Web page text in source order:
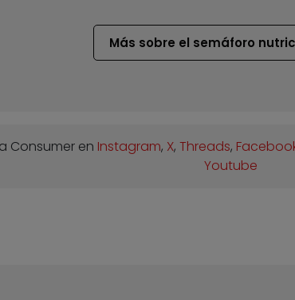
Más sobre el semáforo
Consumer en Instagram, X,Threads,
Youtube